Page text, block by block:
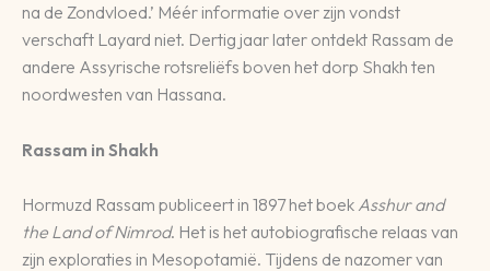
na de Zondvloed.’ Méér informatie over zijn vondst
verschaft Layard niet. Dertig jaar later ontdekt Rassam de
andere Assyrische rotsreliëfs boven het dorp Shakh ten
noordwesten van Hassana.
Rassam in Shakh
Hormuzd Rassam publiceert in 1897 het boek Asshur and
the Land of Nimrod. Het is het autobiografische relaas van
zijn exploraties in Mesopotamië. Tijdens de nazomer van